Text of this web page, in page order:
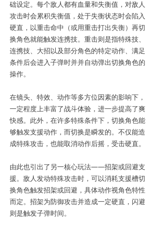
础设定。每个敌人都有血量和失衡值，对敌人
攻击时会累积失衡值，处于失衡状态时会陷入
硬直，以重击命中（或用重击打出失衡）再切
换角色就能触发连携技。重击则是指特殊技、
连携技、大招以及部分角色的特定动作、满足
条件后会进入子弹时并并自动弹出切换角色的
操作。
在镜头、特效、动作等多方位因素的影响下，
一定程度上丰富了战斗体验，进一步提高了爽
快感。此外，在许多特殊条件下，切换角色能
够触发支援动作，而切换是瞬发的。不仅能造
成特殊攻击，也能取消动作后摇，受击硬直。
由此也引出了另一核心玩法——招架或回避支
援。敌人发动特殊攻击时，可以消耗支援槽切
换角色触发招架或回避，具体动作视角色特性
而定。招架为防御攻击并造成一定硬直，闪避
则是触发子弹时间。